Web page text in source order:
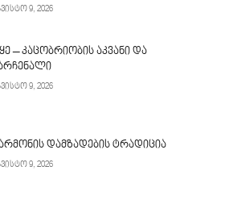
9, 2026
– კაცობრიობის აკვანი და
9, 2026
დამზადების ტრადიცია
9, 2026